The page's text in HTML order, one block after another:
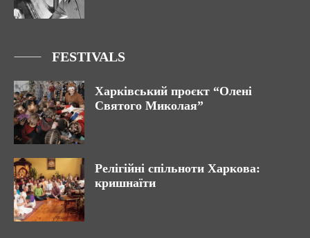
FESTIVALS
Харківський проєкт “Олені
Святого Миколая”
Релігійні спільноти Харкова:
кришнаїти